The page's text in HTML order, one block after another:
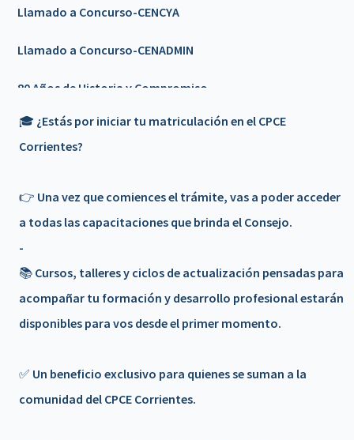
Llamado a Concurso-CENCYA
Llamado a Concurso-CENADMIN
80 Años de Historia y Compromiso
Llamado a Concurso-CENCYA
🎉𝟴𝟬 𝗔Ñ𝗢𝗦 𝗗𝗘 𝗛𝗜𝗦𝗧𝗢𝗥𝗜𝗔 𝗬 𝗖𝗢𝗠𝗣𝗥𝗢𝗠𝗜𝗦𝗢 🎉 -
Invitación
Nuevo servicio - PLATAFORMA DE FORMACION/a>
📢 𝗖𝗶𝗰𝗹𝗼 𝗱𝗲 𝗘𝗻𝗰𝘂𝗲𝗻𝘁𝗿𝗼𝘀 𝗰𝗼𝗻 𝗦𝗲𝗰𝗿𝗲𝘁𝗮𝗿𝗶𝗼𝘀
𝗧é𝗰𝗻𝗶𝗰𝗼𝘀
Beneficio de Matrícula en trámite
Campaña Solidaria de Donación de Sangre
🎓 ¿Estás por iniciar tu matriculación en el CPCE
Corrientes?
👉 Una vez que comiences el trámite, vas a poder acceder
a todas las capacitaciones que brinda el Consejo.
-
📚 Cursos, talleres y ciclos de actualización pensadas para
acompañar tu formación y desarrollo profesional estarán
disponibles para vos desde el primer momento.
✅ Un beneficio exclusivo para quienes se suman a la
comunidad del CPCE Corrientes.